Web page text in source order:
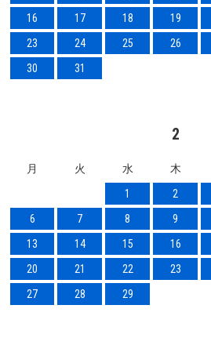
16
17 18 19
23
24 25 26
30
31
2
月 火 水 木
1
2
6
7 8 9
13
14 15 16
20
21 22 23
27
28 29